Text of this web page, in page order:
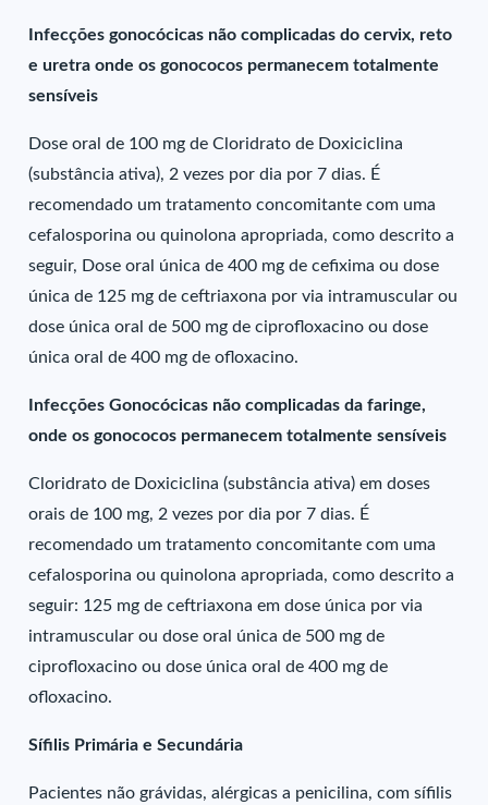
Infecções gonocócicas não complicadas do cervix, reto
e uretra onde os gonococos permanecem totalmente
sensíveis
Dose oral de 100 mg de Cloridrato de Doxiciclina
(substância ativa), 2 vezes por dia por 7 dias. É
recomendado um tratamento concomitante com uma
cefalosporina ou quinolona apropriada, como descrito a
seguir, Dose oral única de 400 mg de cefixima ou dose
única de 125 mg de ceftriaxona por via intramuscular ou
dose única oral de 500 mg de ciprofloxacino ou dose
única oral de 400 mg de ofloxacino.
Infecções Gonocócicas não complicadas da faringe,
onde os gonococos permanecem totalmente sensíveis
Cloridrato de Doxiciclina (substância ativa) em doses
orais de 100 mg, 2 vezes por dia por 7 dias. É
recomendado um tratamento concomitante com uma
cefalosporina ou quinolona apropriada, como descrito a
seguir: 125 mg de ceftriaxona em dose única por via
intramuscular ou dose oral única de 500 mg de
ciprofloxacino ou dose única oral de 400 mg de
ofloxacino.
Sífilis Primária e Secundária
Pacientes não grávidas, alérgicas a penicilina, com sífilis